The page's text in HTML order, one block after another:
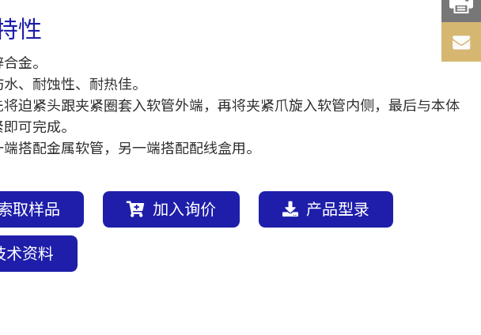
性
金。
、耐蚀性、耐热佳。
将迫紧头跟夹紧圈套入软管外端，再将夹紧爪旋入软管内侧，最后与本体
可完成。
搭配金属软管，另一端搭配配线盒用。
取样品 加入询价 产品型录
术资料